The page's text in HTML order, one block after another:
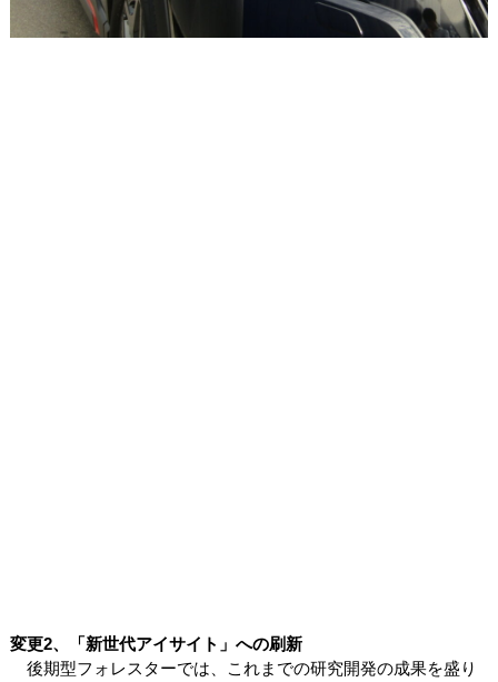
変更2、「新世代アイサイト」への刷新
後期型フォレスターでは、これまでの研究開発の成果を盛り